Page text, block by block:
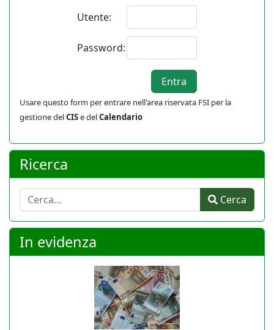
Utente:
Password:
Usare questo form per entrare nell'area riservata FSI per la
gestione delCISe delCalendario
Ricerca
Cerca Cerca
In evidenza